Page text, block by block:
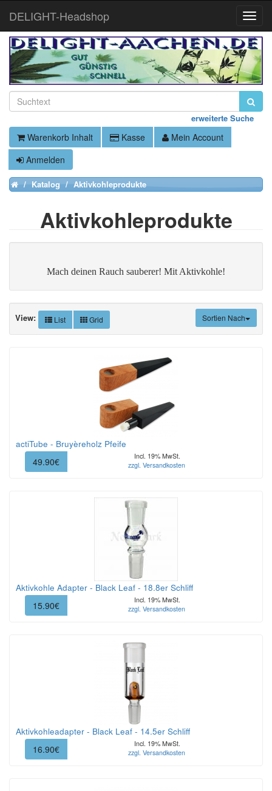
erweiterte Suche
Warenkorb Inhalt Kasse
Mein Account
Anmelden
HomeKatalog Aktivkohleprodukte
Aktivkohleprodukte
Mach deinen Rauch sauberer! Mit Aktivkohle!
Sortien Nach
View: List Grid
actiTube - Bruyèreholz Pfeife
49.90€
Incl. 19% MwSt.
zzgl. Versandkosten
Aktivkohle Adapter - Black Leaf - 18.8er Schliff
15.90€
Incl. 19% MwSt.
zzgl. Versandkosten
Aktivkohleadapter - Black Leaf - 14.5er Schliff
16.90€
Incl. 19% MwSt.
zzgl. Versandkosten
Toggle
DELIGHT-Headshop